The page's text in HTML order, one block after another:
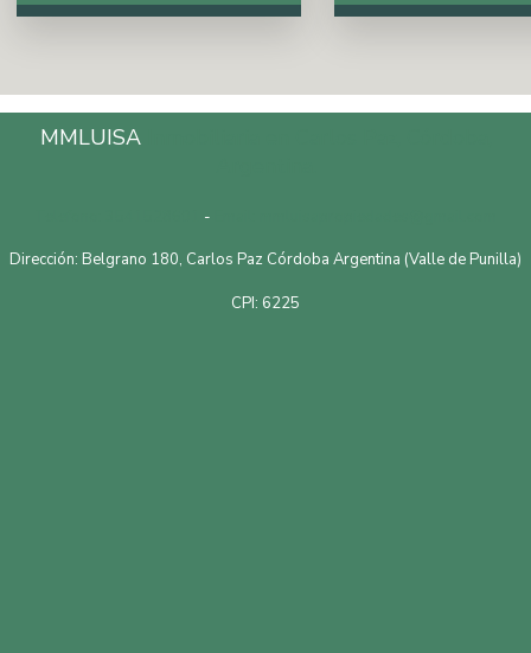
MMLUISA
-
Dirección: Belgrano 180, Carlos Paz Córdoba Argentina (Valle de Punilla)
CPI: 6225